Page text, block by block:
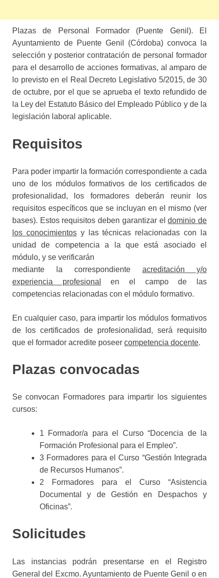
Plazas de Personal Formador (Puente Genil). El
Ayuntamiento de Puente Genil (Córdoba) convoca la
selección y posterior contratación de personal formador
para el desarrollo de acciones formativas, al amparo de
lo previsto en el Real Decreto Legislativo 5/2015, de 30
de octubre, por el que se aprueba el texto refundido de
la Ley del Estatuto Básico del Empleado Público y de la
legislación laboral aplicable.
Requisitos
Para poder impartir la formación correspondiente a cada
uno de
los módulos formativos de los certificados de
profesionalidad, los formadores deberán reunir los
requisitos específicos que se incluyan en el mismo (ver
bases). Estos requisitos deben garantizar eldominio de
los conocimientosy las técnicas relacionadas con la
unidad de competencia a la que está asociado el
módulo, y se verificarán
mediante la correspondiente acreditación y/o
experiencia profesional
en el campo de las
competencias relacionadas con el módulo formativo.
En cualquier caso, para impartir los módulos formativos
de los certificados de profesionalidad, será requisito
que el formador acredite poseer competencia docente.
Plazas convocadas
Se convocan Formadores para impartir los siguientes
cursos:
1 Formador/a para el Curso “Docencia de la
Formación Profesional para el Empleo”.
3 Formadores para el Curso “Gestión Integrada
de Recursos Humanos”.
2
Formadores para el Curso
“Asistencia
Documental y de Gestión en Despachos y
Oficinas”.
Solicitudes
Las instancias podrán presentarse en el Registro
General del
Excmo. Ayuntamiento de Puente Genil o en